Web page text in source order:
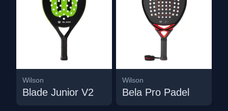
Wilson
Blade Junior V2
Wilson
Bela Pro Padel